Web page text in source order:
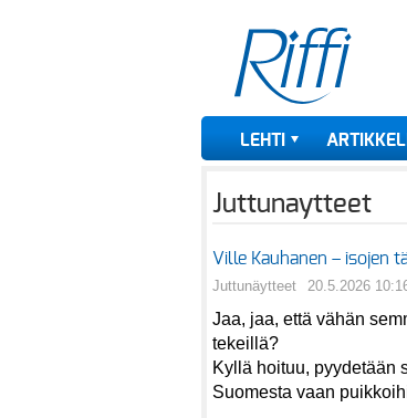
LEHTI
Juttunaytteet
Ville Kauhanen – isojen
Juttunäytteet 20.5.2026
Jaa, jaa, että vähän
tekeillä?
Kyllä hoituu, pyydetään
Suomesta vaan